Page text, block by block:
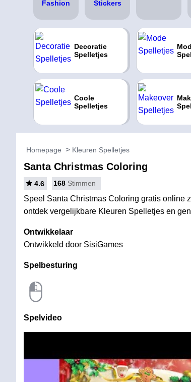
Decoratie
Spelletjes
Coole
Spelletjes
Homepage Kleuren Spelletjes
Santa Christmas Coloring
4.6 168 Stimmen
Speel Santa Christmas Coloring gratis online
ontdek vergelijkbare Kleuren Spelletjes en
Ontwikkelaar
Ontwikkeld door SisiGames
Spelbesturing
Spelvideo